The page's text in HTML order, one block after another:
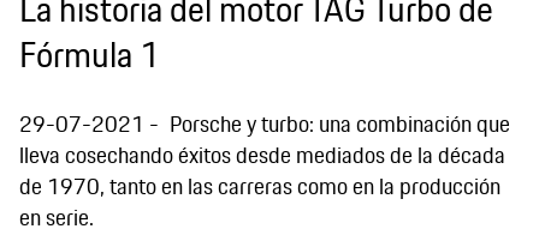
Fórmula 1
29-07-2021
Porsche y turbo: una combinación que
lleva cosechando éxitos desde mediados de la década
de 1970, tanto en las carreras como en la producción
en serie.